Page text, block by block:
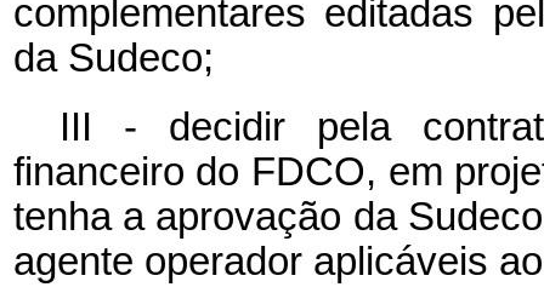
complementares editadas
da Sudeco;
III - decidir pela
financeiro do FDCO, em
tenha a aprovação da
agente operador aplicáveis